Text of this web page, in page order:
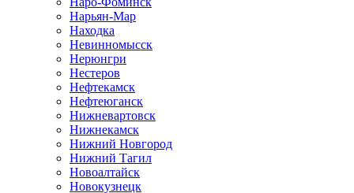
Нарьян-Мар
Находка
Невинномысск
Нерюнгри
Нестеров
Нефтекамск
Нефтеюганск
Нижневартовск
Нижнекамск
Нижний Новгород
Нижний Тагил
Новоалтайск
Новокузнецк